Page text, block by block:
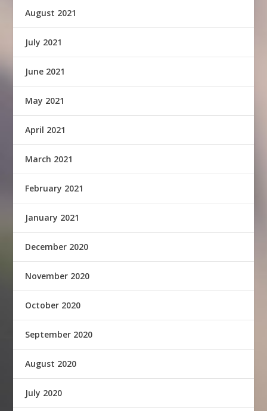
August 2021
July 2021
June 2021
May 2021
April 2021
March 2021
February 2021
January 2021
December 2020
November 2020
October 2020
September 2020
August 2020
July 2020